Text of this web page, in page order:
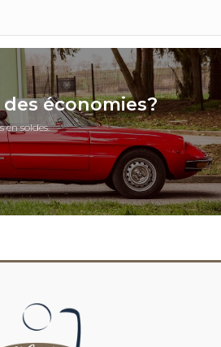
économies?
en soldes.